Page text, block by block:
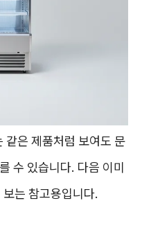
같은 제품처럼 보여도 문
수 있습니다. 다음 이미
는 참고용입니다.